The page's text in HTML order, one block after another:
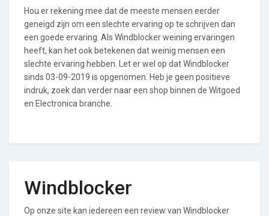
Hou er rekening mee dat de meeste mensen eerder
geneigd zijn om een slechte ervaring op te schrijven dan
een goede ervaring. Als Windblocker weining ervaringen
heeft, kan het ook betekenen dat weinig mensen een
slechte ervaring hebben. Let er wel op dat Windblocker
sinds 03-09-2019 is opgenomen. Heb je geen positieve
indruk, zoek dan verder naar een shop binnen de Witgoed
en Electronica branche.
Windblocker
Op onze site kan iedereen een review van Windblocker